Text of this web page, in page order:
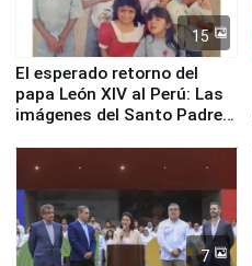
15
El esperado retorno del
papa León XIV al Perú: Las
imágenes del Santo Padre
7